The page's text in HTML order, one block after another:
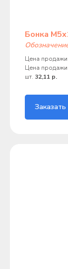
Бонка
Цена продажи
Цена
шт. 32,11 р.
Заказать